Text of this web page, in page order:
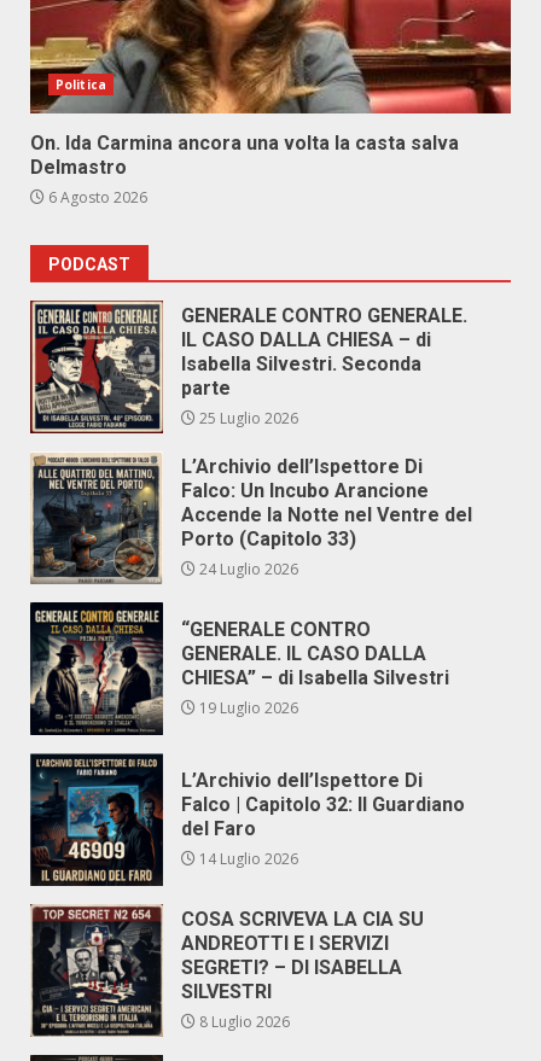
Politica
On. Ida Carmina ancora una volta la casta salva
Delmastro
6 Agosto 2026
PODCAST
GENERALE CONTRO GENERALE.
IL CASO DALLA CHIESA – di
Isabella Silvestri. Seconda
parte
25 Luglio 2026
L’Archivio dell’Ispettore Di
Falco: Un Incubo Arancione
Accende la Notte nel Ventre del
Porto (Capitolo 33)
24 Luglio 2026
“GENERALE CONTRO
GENERALE. IL CASO DALLA
CHIESA” – di Isabella Silvestri
19 Luglio 2026
L’Archivio dell’Ispettore Di
Falco | Capitolo 32: Il Guardiano
del Faro
14 Luglio 2026
COSA SCRIVEVA LA CIA SU
ANDREOTTI E I SERVIZI
SEGRETI? – DI ISABELLA
SILVESTRI
8 Luglio 2026